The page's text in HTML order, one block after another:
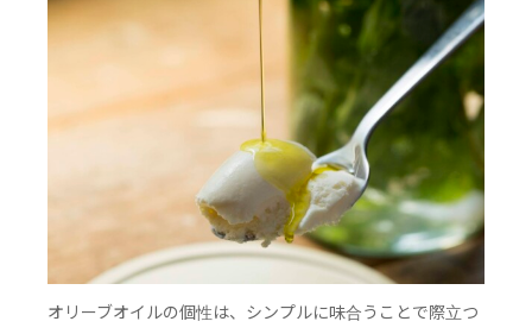
オリーブオイルの個性は、シンプルに味合うことで際立つ